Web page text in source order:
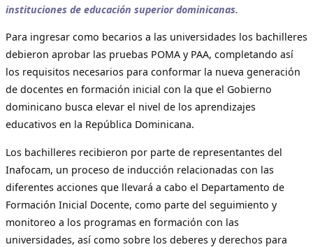
instituciones de educación superior dominicanas.
Para ingresar como becarios a las universidades los bachilleres
debieron aprobar las pruebas POMA y PAA, completando así
los requisitos necesarios para conformar la nueva generación
de docentes en formación inicial con la que el Gobierno
dominicano busca elevar el nivel de los aprendizajes
educativos en la República Dominicana.
Los bachilleres recibieron por parte de representantes del
Inafocam, un proceso de inducción relacionadas con las
diferentes acciones que llevará a cabo el Departamento de
Formación Inicial Docente, como parte del seguimiento y
monitoreo a los programas en formación con las
universidades, así como sobre los deberes y derechos para